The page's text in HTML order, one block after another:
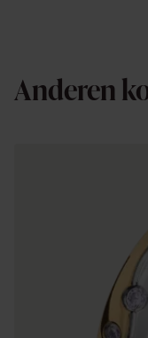
Anderen